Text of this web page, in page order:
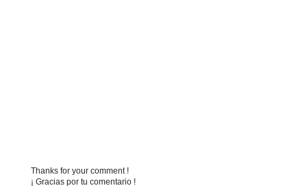
Thanks for your comment !
¡ Gracias por tu comentario !